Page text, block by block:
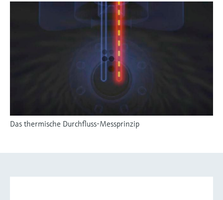
Das thermische Durchfluss-Messprinzip